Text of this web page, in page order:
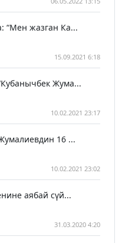
“Мен жазган Ка...
15.09.2021 6:18
Жума...
10.02.2021 23:17
16 ...
10.02.2021 23:02
аябай сүй...
31.03.2020 4:20